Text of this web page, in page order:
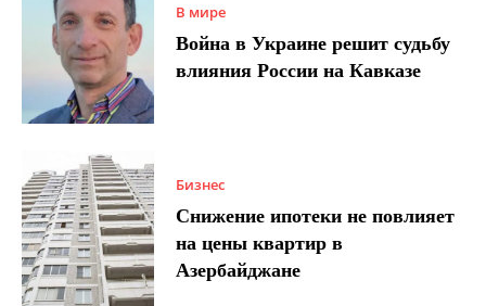
В мире
Война в Украине решит судьбу
влияния России на Кавказе
Бизнес
Снижение ипотеки не повлияет
на цены квартир в
Азербайджане